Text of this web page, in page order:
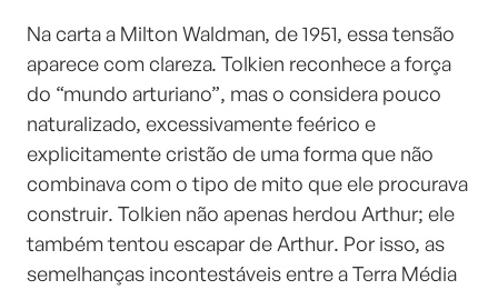
Na carta a Milton Waldman, de 1951, essa tensão
aparece com clareza. Tolkien reconhece a força
do “mundo arturiano”, mas o considera pouco
naturalizado, excessivamente feérico e
explicitamente cristão de uma forma que não
combinava com o tipo de mito que ele procurava
construir. Tolkien não apenas herdou Arthur; ele
também tentou escapar de Arthur. Por isso, as
semelhanças incontestáveis entre a Terra Média